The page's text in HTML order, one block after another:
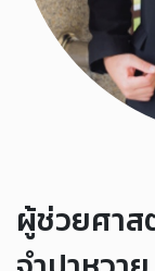
ผู้ช่วยศาส